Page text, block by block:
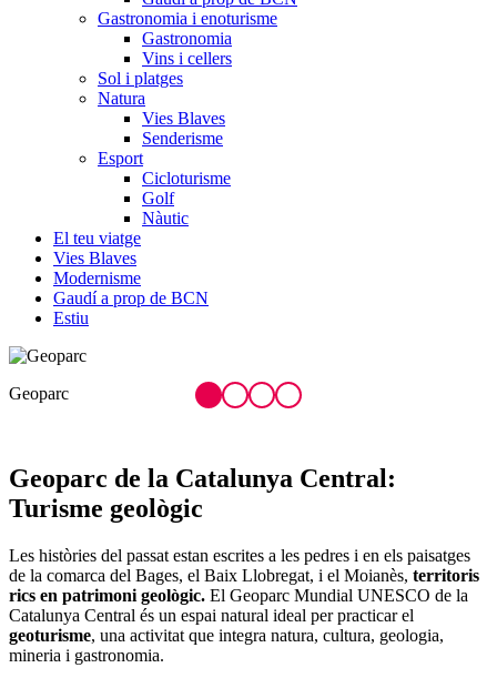
Gastronomia i enoturisme
Gastronomia
Vins i cellers
Sol i platges
Natura
Vies Blaves
Senderisme
Esport
Cicloturisme
Golf
Nàutic
El teu viatge
Vies Blaves
Modernisme
Gaudí a prop de BCN
Estiu
Coves de Collbató
Geoparc de la Catalunya Central:
Turisme geològic
Les històries del passat estan escrites a les pedres i en els paisatges
de la comarca del Bages, el Baix Llobregat, i el Moianès, territoris
rics en patrimoni geològic. El Geoparc Mundial UNESCO de la
Catalunya Central és un espai natural ideal per practicar el
geoturisme, una activitat que integra natura, cultura, geologia,
mineria i gastronomia.